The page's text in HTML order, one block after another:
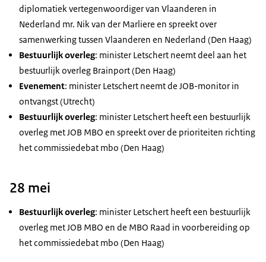
diplomatiek vertegenwoordiger van Vlaanderen in
Nederland mr. Nik van der Marliere en spreekt over
samenwerking tussen Vlaanderen en Nederland (Den Haag)
Bestuurlijk overleg: minister Letschert neemt deel aan het
bestuurlijk overleg Brainport(Den Haag)
Evenement: minister Letschert neemt de JOB-monitor in
ontvangst (Utrecht)
Bestuurlijk overleg: minister Letschert heeft een bestuurlijk
overleg met JOB MBO en spreekt over de prioriteiten richting
het commissiedebat mbo (Den Haag)
28 mei
Bestuurlijk overleg: minister Letschert heeft een bestuurlijk
overleg met JOB MBO en de MBO Raad in voorbereiding op
het commissiedebat mbo (Den Haag)